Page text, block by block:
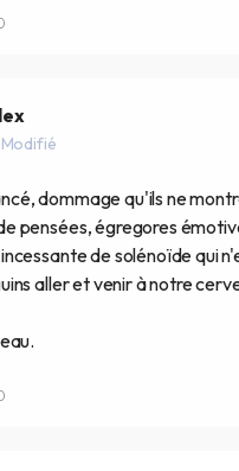
Modifié
dommage qu'ils ne
pensées, égregores
de solénoïde qui
aller et venir à notre